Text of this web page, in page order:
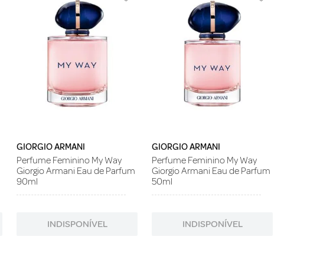
GIORGIO ARMANI
Perfume Feminino My Way
Giorgio Armani Eau de Parfum
90ml
INDISPONÍVEL
GIORGIO ARMANI
Perfume Feminino My Way
Giorgio Armani Eau de Parfum
50ml
INDISPONÍVEL